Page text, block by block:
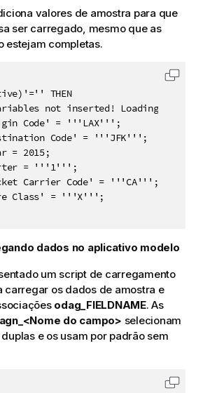
valores de amostra para que
ser carregado, mesmo que as
estejam completas.
THEN
not inserted! Loading sample
Code' = '''LAX''';
Code' = '''JFK''';
= 2015;
= '''1''';
Carrier Code' = '''CA''';
Class' = '''X''';
Copiar
dados no aplicativo modelo
um script de carregamento
carregar os dados de amostra e
odag_FIELDNAME. As
do campo> selecionam
e os usam por padrão sem
Copiar